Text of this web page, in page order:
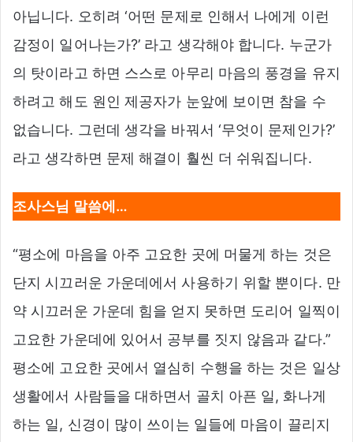
아닙니다. 오히려 ‘어떤 문제로 인해서 나에게 이런
감정이 일어나는가?’ 라고 생각해야 합니다. 누군가
의 탓이라고 하면 스스로 아무리 마음의 풍경을 유지
하려고 해도 원인 제공자가 눈앞에 보이면 참을 수
없습니다. 그런데 생각을 바꿔서 ‘무엇이 문제인가?’
라고 생각하면 문제 해결이 훨씬 더 쉬워집니다.
조사스님 말씀에…
“평소에 마음을 아주 고요한 곳에 머물게 하는 것은
단지 시끄러운 가운데에서 사용하기 위할 뿐이다. 만
약 시끄러운 가운데 힘을 얻지 못하면 도리어 일찍이
고요한 가운데에 있어서 공부를 짓지 않음과 같다.”
평소에 고요한 곳에서 열심히 수행을 하는 것은 일상
생활에서 사람들을 대하면서 골치 아픈 일, 화나게
하는 일, 신경이 많이 쓰이는 일들에 마음이 끌리지